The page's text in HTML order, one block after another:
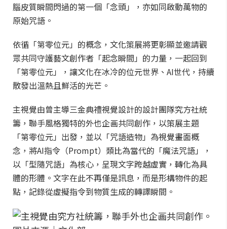
腦皮質瞬間閃過的第一個「念頭」，亦如同啟動萬物的
原始咒語。
依循「第零位元」的概念，文化策展將更彰顯並邀請觀
眾共同守護藝文創作者「起念瞬間」的力量，一起回到
「第零位元」，讓文化在冰冷的位元世界、AI世代，持續
散發出溫熱且鮮活的光芒。
主視覺由曾主導三金典禮視覺設計的設計團隊究方社統
籌，聯手風格獨特的外也企画共同創作，以策展主題
「第零位元」出發，並以「咒語造物」為視覺畫面概
念，將AI指令（Prompt）類比為當代的「魔法咒語」，
以「型隨咒語」為核心，呈現文字跨越虛實，轉化為具
體的形體。文字在此不再僅是訊息，而是形構物件的起
點，記錄從虛擬指令到物質生成的轉譯瞬間。